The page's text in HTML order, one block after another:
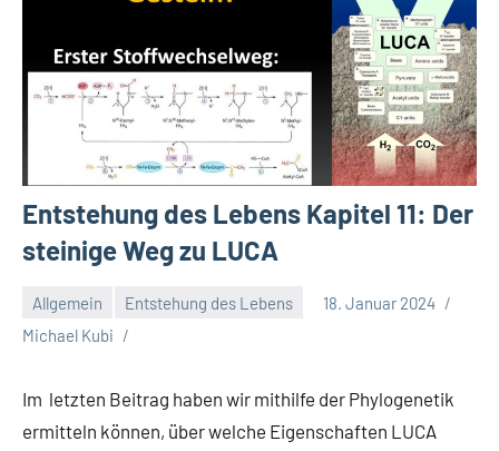
Entstehung des Lebens Kapitel 11: Der
steinige Weg zu LUCA
Allgemein Entstehung des Lebens
18. Januar 2024
Michael Kubi
Im letzten Beitrag haben wir mithilfe der Phylogenetik
ermitteln können, über welche Eigenschaften LUCA